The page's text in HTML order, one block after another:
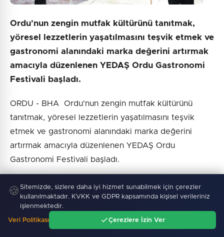
Ordu'nun zengin mutfak kültürünü tanıtmak,
yöresel lezzetlerin yaşatılmasını teşvik etmek ve
gastronomi alanındaki marka değerini artırmak
amacıyla düzenlenen YEDAŞ Ordu Gastronomi
Festivali başladı.
ORDU - BHA Ordu'nun zengin mutfak kültürünü
tanıtmak, yöresel lezzetlerin yaşatılmasını teşvik
etmek ve gastronomi alanındaki marka değerini
artırmak amacıyla düzenlenen YEDAŞ Ordu
Gastronomi Festivali başladı.
2 gün boyunca çeşitli etkinliklerle gerçekleştirilecek
olan Gastronomi Festivali, kortej yürüyüşü ile başladı.
19 Eylül Ortaokulu önünde başlayan ve Ceren
Özdemir Meydanı’nda sona eren yürüyüşe, Vali
🍪 Sitemizde, sizlere daha iyi hizmet sunabilmek için çerezler
kullanılmaktadır. KVKK ve GDPR kapsamında kişisel verileriniz
işlenmektedir.
Veri Politikası Çerezlere İzin Ver
Gündem Ara Menü